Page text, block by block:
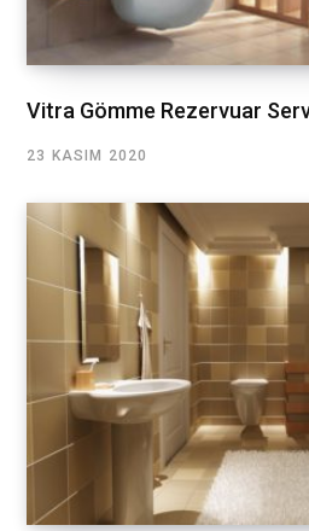
Vitra Gömme Rezervuar
23 KASIM 2020